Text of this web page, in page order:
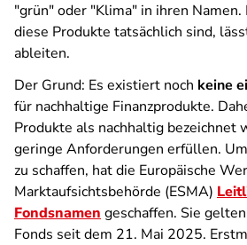
"grün" oder "Klima" in ihren
diese Produkte tatsächlich sind,
ableiten.
Der Grund: Es existiert noch keine
für nachhaltige Finanzprodukte.
Produkte als nachhaltig bezeichnet
geringe Anforderungen erfüllen.
zu schaffen, hat die Europäische
Marktaufsichtsbehörde (ESMA)
Fondsnamen geschaffen. Sie
Fonds seit dem 21. Mai 2025.